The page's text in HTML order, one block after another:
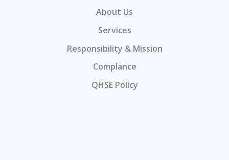
About Us
Services
Responsibility & Mission
Complance
QHSE Policy